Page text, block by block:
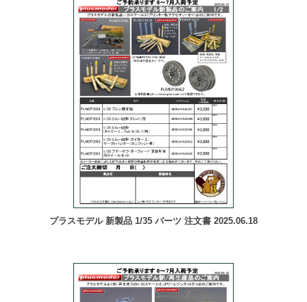
プラスモデル 新製品 1/35 パーツ 注文書 2025.06.18